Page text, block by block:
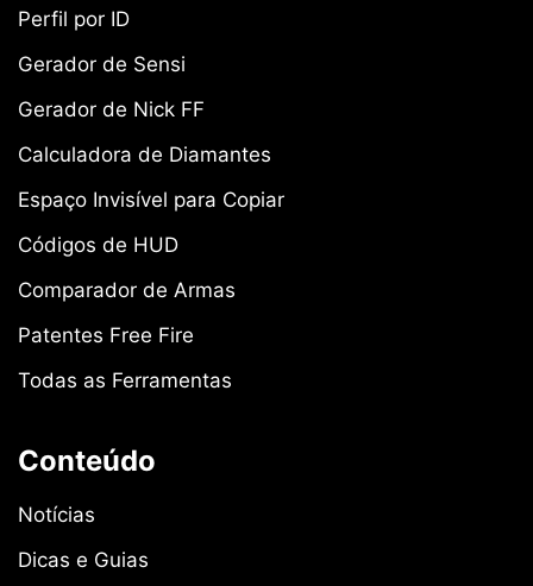
Perfil por ID
Gerador de Sensi
Gerador de Nick FF
Calculadora de Diamantes
Espaço Invisível para Copiar
Códigos de HUD
Comparador de Armas
Patentes Free Fire
Todas as Ferramentas
Conteúdo
Notícias
Dicas e Guias